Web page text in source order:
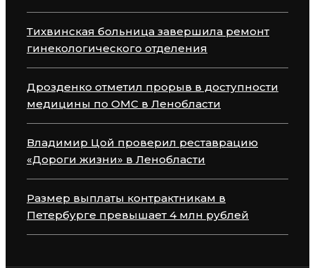
Тихвинская больница завершила ремонт
гинекологического отделения
Дрозденко отметил прорыв в доступности
медицины по ОМС в Ленобласти
Владимир Цой проверил реставрацию
«Дороги жизни» в Ленобласти
Размер выплаты контрактникам в
Петербурге превышает 4 млн рублей